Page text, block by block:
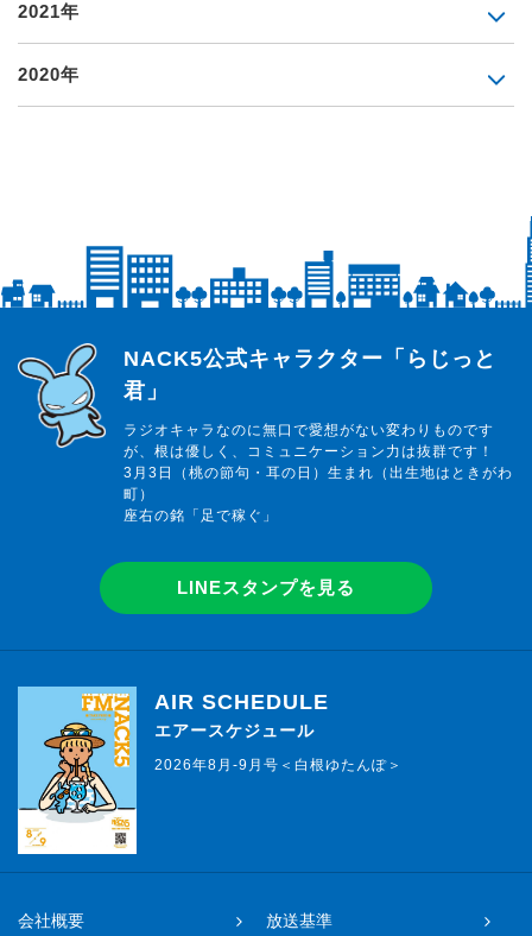
2021年
2020年
らじっと君
NACK5公式キャラクター「らじっと
君」
ラジオキャラなのに無口で愛想がない変わりものです
が、根は優しく、コミュニケーション力は抜群です！
3月3日（桃の節句・耳の日）生まれ（出生地はときがわ
町）
座右の銘「足で稼ぐ」
LINEスタンプを見る
AIR SCHEDULE
エアースケジュール
2026年8月-9月号＜白根ゆたんぽ＞
会社概要 放送基準